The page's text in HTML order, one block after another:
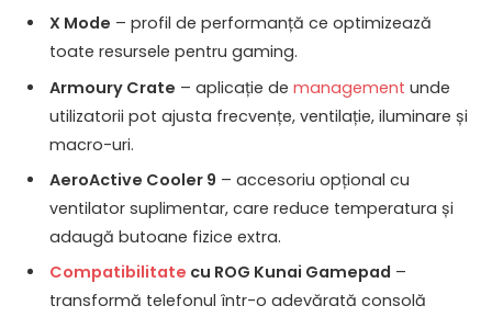
X Mode – profil de performanță ce optimizează
toate resursele pentru gaming.
Armoury Crate – aplicație de management unde
utilizatorii pot ajusta frecvențe, ventilație, iluminare și
macro-uri.
AeroActive Cooler 9 – accesoriu opțional cu
ventilator suplimentar, care reduce temperatura și
adaugă butoane fizice extra.
Compatibilitate cu ROG Kunai Gamepad –
transformă telefonul într-o adevărată consolă